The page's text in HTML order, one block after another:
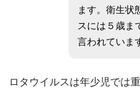
ます。衛生状
スには５歳ま
言われていま
ロタウイルスは年少児では